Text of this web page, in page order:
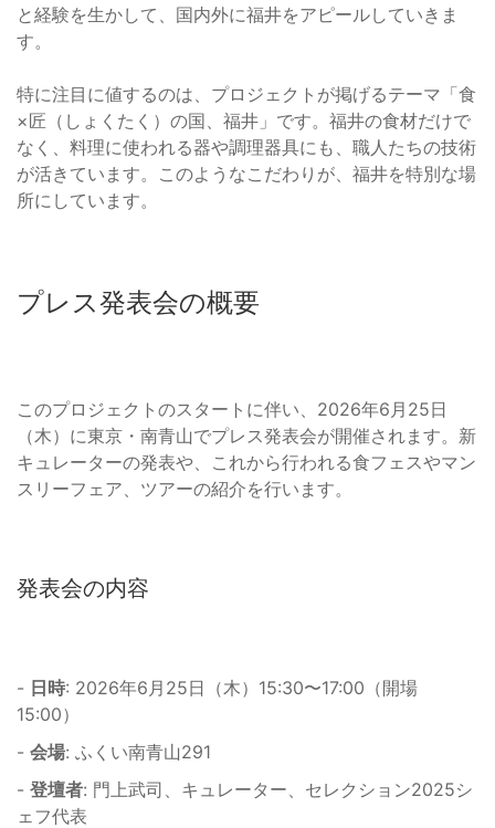
と経験を生かして、国内外に福井をアピールしていきま
す。
特に注目に値するのは、プロジェクトが掲げるテーマ「食
×匠（しょくたく）の国、福井」です。福井の食材だけで
なく、料理に使われる器や調理器具にも、職人たちの技術
が活きています。このようなこだわりが、福井を特別な場
所にしています。
プレス発表会の概要
このプロジェクトのスタートに伴い、2026年6月25日
（木）に東京・南青山でプレス発表会が開催されます。新
キュレーターの発表や、これから行われる食フェスやマン
スリーフェア、ツアーの紹介を行います。
発表会の内容
- 日時: 2026年6月25日（木）15:30〜17:00（開場
15:00）
- 会場: ふくい南青山291
- 登壇者: 門上武司、キュレーター、セレクション2025シ
ェフ代表